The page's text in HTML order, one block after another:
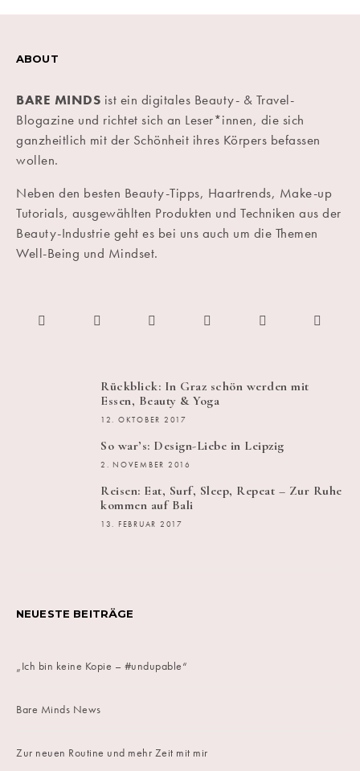
ABOUT
BARE MINDS ist ein digitales Beauty- & Travel-
Blogazine und richtet sich an Leser*innen, die sich
ganzheitlich mit der Schönheit ihres Körpers befassen
wollen.
Neben den besten Beauty-Tipps, Haartrends, Make-up
Tutorials, ausgewählten Produkten und Techniken aus der
Beauty-Industrie geht es bei uns auch um die Themen
Well-Being und Mindset.
Rückblick: In Graz schön werden mit
Essen, Beauty & Yoga
12. OKTOBER 2017
So war’s: Design-Liebe in Leipzig
2. NOVEMBER 2016
Reisen: Eat, Surf, Sleep, Repeat – Zur Ruhe
kommen auf Bali
13. FEBRUAR 2017
NEUESTE BEITRÄGE
„Ich bin keine Kopie – #undupable“
Bare Minds News
Zur neuen Routine und mehr Zeit mit mir